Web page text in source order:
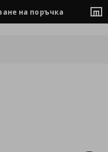
на поръчка